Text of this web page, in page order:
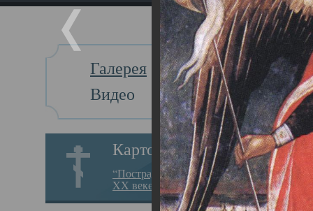
Галерея
Видео
Картотека
“Пострадавшие за веру в
XX веке на Севере”
Главная